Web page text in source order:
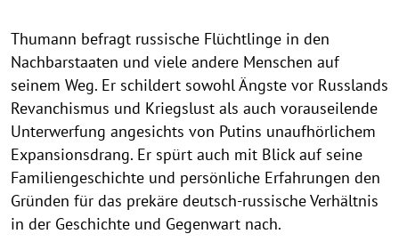
s
a
u
k
l
Thumann befragt russische Flüchtlinge in den
Nachbarstaaten und viele andere Menschen auf
seinem Weg. Er schildert sowohl Ängste vor Russlands
Revanchismus und Kriegslust als auch vorauseilende
Unterwerfung angesichts von Putins unaufhörlichem
Expansionsdrang. Er spürt auch mit Blick auf seine
Familiengeschichte und persönliche Erfahrungen den
Gründen für das prekäre deutsch-russische Verhältnis
in der Geschichte und Gegenwart nach.